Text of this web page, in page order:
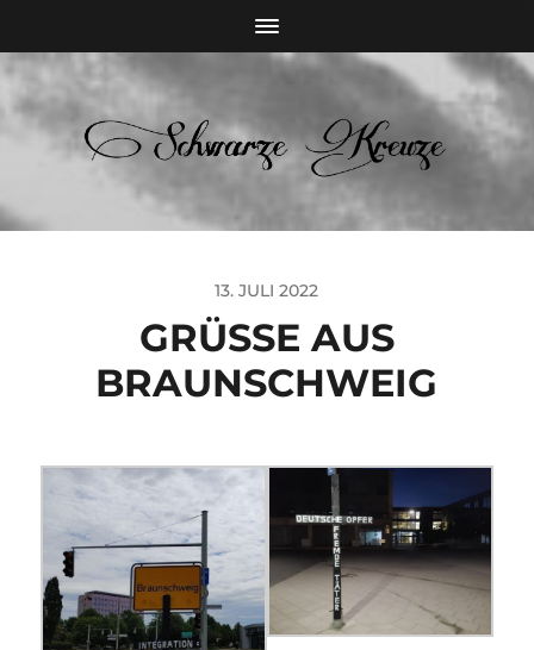
13. JULI 2022
GRÜSSE AUS B
RAUNSCHWEIG